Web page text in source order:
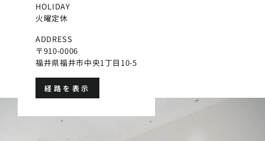
HOLIDAY
火曜定休
ADDRESS
〒910-0006
福井県福井市中央1丁目10-5
経路を表示